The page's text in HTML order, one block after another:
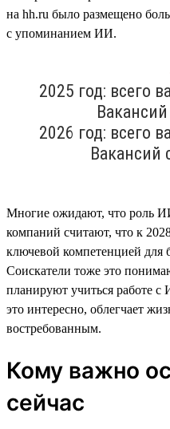
на hh.ru было размещено
с упоминанием ИИ.
2025 год: всего
2026 год: всего
Вакансий
Многие ожидают, что роль
компаний считают, что к
ключевой компетенцией для
Соискатели тоже это
планируют учиться работе
это интересно, облегчает
востребованным.
Кому важно
сейчас